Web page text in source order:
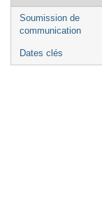
Soumission de
communication
Dates clés